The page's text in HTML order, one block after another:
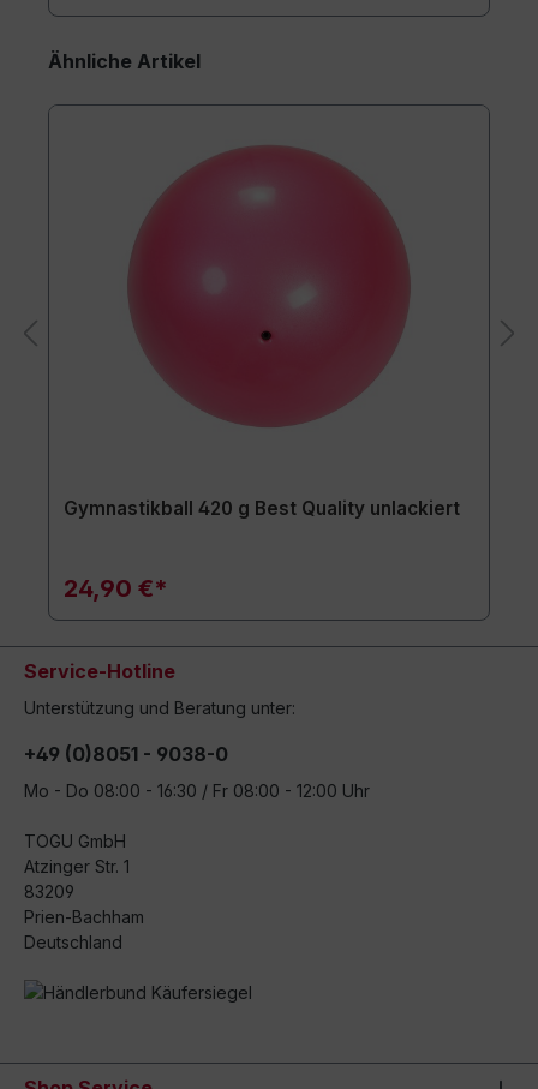
Ähnliche Artikel
Gymnastikball 420 g Best Quality unlackiert
24,90 €*
Service-Hotline
Unterstützung und Beratung unter:
+49 (0)8051 - 9038-0
Mo - Do 08:00 - 16:30 / Fr 08:00 - 12:00 Uhr
TOGU GmbH
Atzinger Str. 1
83209
Prien-Bachham
Deutschland